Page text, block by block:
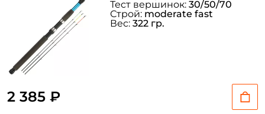
2 385 ₽
Тест вершинок: 30/50/70
Строй: moderate fast
Вес: 322 гр.
Создать аккаунт